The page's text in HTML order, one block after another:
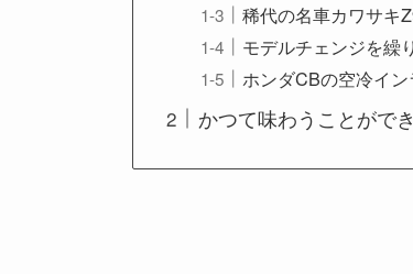
稀代の名車カワサキ
モデルチェンジを繰
ホンダCBの空冷イ
かつて味わうことがで